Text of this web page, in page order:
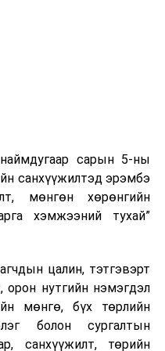
үйлчилдэг гадаадын
байна. Тухайлбал,
орлогын 80 гаруй
бөгөөд тус улсын
орж болзошгүйг
сарын 5-ны
санхүүжилтэд эрэмбэ
мөнгөн хөрөнгийн
хэмжээний тухай”
цалин, тэтгэвэрт
орон нутгийн нэмэгдэл
мөнгө, бүх төрлийн
болон сургалтын
санхүүжилт, төрийн